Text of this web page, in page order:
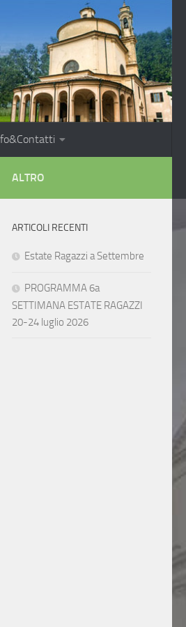
ALTRO
ARTICOLI RECENTI
Estate Ragazzi a Settembre
PROGRAMMA 6a
SETTIMANA ESTATE RAGAZZI
20-24 luglio 2026